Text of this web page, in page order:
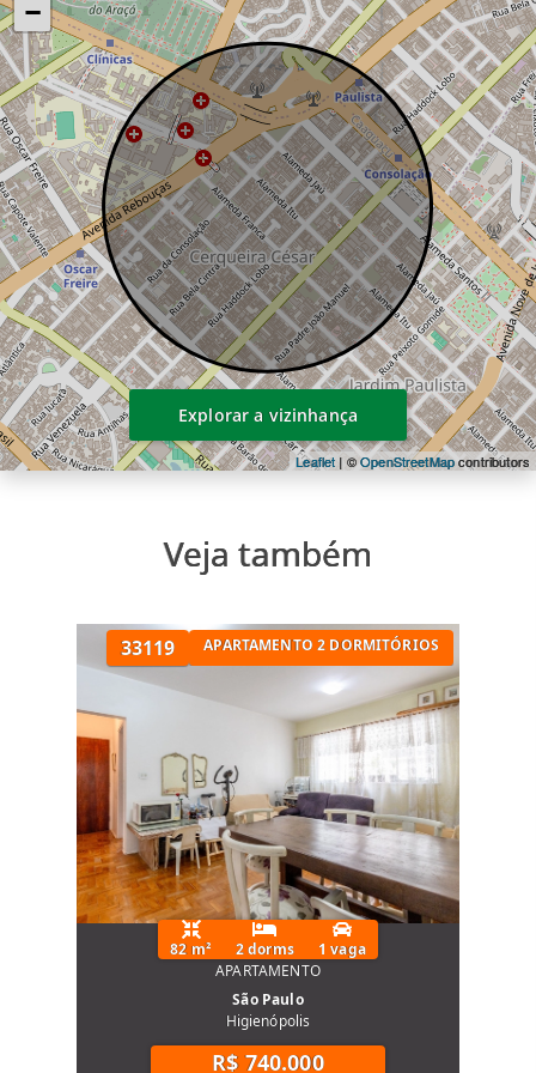
Entrega prevista: 2026
Área do terreno: 1.180 m²
Número de torres: 1
Número de pavimentos: 20
Diferenciais que elevam o padrão de viver
Cada detalhe foi pensado para
proporcionar conforto absoluto, silêncio,
eficiência e bem-estar:
Aberturas amplas que privilegiam
iluminação natural e ventilação
Tratamento completo de atenuação
acústica em todas as unidades
Tubulação com tecnologia de ponta,
garantindo desempenho e durabilidade
Áreas comuns entregues mobiliadas,
climatizadas e decoradas
Gerador atendendo 100% das áreas
comuns e privativas
interno e externo por câmeras
Lazer e Conveniência
Um conjunto de lazer e serviços pensado
para todas as idades, sem abrir mão do
requinte:
Espaço delivery
Área gourmet
Salão de festas
Brinquedoteca
Playground
Academia completa
−
Leaflet | ©OpenStreetMapcontributors
Explorar a vizinhança
Veja também
33119 APARTAMENTO 2 DORMITÓRIOS
82 m² 2 dorms
1 vaga
APARTAMENTO
São Paulo
Higienópolis
R$ 740.000